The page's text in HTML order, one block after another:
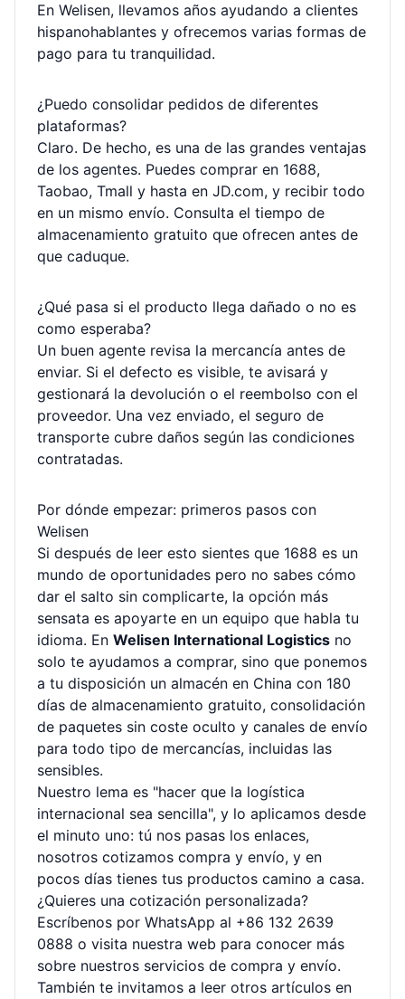
En Welisen, llevamos años ayudando a clientes
hispanohablantes y ofrecemos varias formas de
pago para tu tranquilidad.
¿Puedo consolidar pedidos de diferentes
plataformas?
Claro. De hecho, es una de las grandes ventajas
de los agentes. Puedes comprar en 1688,
Taobao, Tmall y hasta en JD.com, y recibir todo
en un mismo envío. Consulta el tiempo de
almacenamiento gratuito que ofrecen antes de
que caduque.
¿Qué pasa si el producto llega dañado o no es
como esperaba?
Un buen agente revisa la mercancía antes de
enviar. Si el defecto es visible, te avisará y
gestionará la devolución o el reembolso con el
proveedor. Una vez enviado, el seguro de
transporte cubre daños según las condiciones
contratadas.
Por dónde empezar: primeros pasos con
Welisen
Si después de leer esto sientes que 1688 es un
mundo de oportunidades pero no sabes cómo
dar el salto sin complicarte, la opción más
sensata es apoyarte en un equipo que habla tu
idioma. En Welisen International Logistics no
solo te ayudamos a comprar, sino que ponemos
a tu disposición un almacén en China con 180
días de almacenamiento gratuito, consolidación
de paquetes sin coste oculto y canales de envío
para todo tipo de mercancías, incluidas las
sensibles.
Nuestro lema es "hacer que la logística
internacional sea sencilla", y lo aplicamos desde
el minuto uno: tú nos pasas los enlaces,
nosotros cotizamos compra y envío, y en
pocos días tienes tus productos camino a casa.
¿Quieres una cotización personalizada?
Escríbenos por WhatsApp al +86 132 2639
0888 o visita nuestra web para conocer más
sobre nuestros servicios de compra y envío.
También te invitamos a leer otros artículos en